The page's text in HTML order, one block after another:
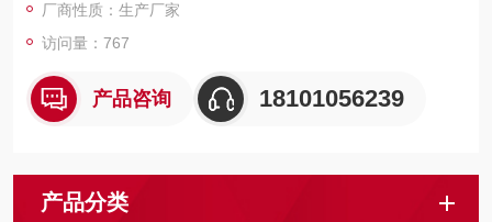
厂商性质：生产厂家
访问量：767
产品咨询 18101056239
产品分类